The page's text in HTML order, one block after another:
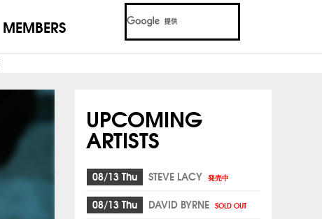
MEMBERS
UPCOMING
ARTISTS
08/13 Thu STEVE LACY 発売中
08/13 Thu DAVID BYRNE SOLD OUT